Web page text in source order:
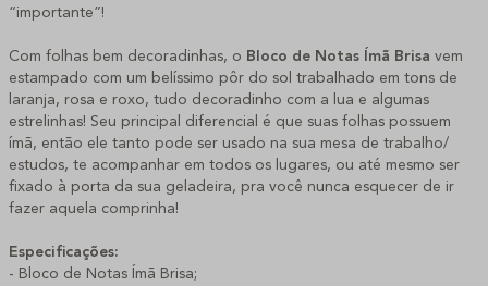
“importante”!
Com folhas bem decoradinhas, o Bloco de Notas Ímã Brisa vem
estampado com um belíssimo pôr do sol trabalhado em tons de
laranja, rosa e roxo, tudo decoradinho com a lua e algumas
estrelinhas! Seu principal diferencial é que suas folhas possuem
ímã, então ele tanto pode ser usado na sua mesa de trabalho/
estudos, te acompanhar em todos os lugares, ou até mesmo ser
fixado à porta da sua geladeira, pra você nunca esquecer de ir
fazer aquela comprinha!
Especificações:
- Bloco de Notas Ímã Brisa;